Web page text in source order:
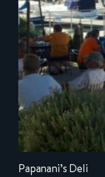
Papanani’s Deli